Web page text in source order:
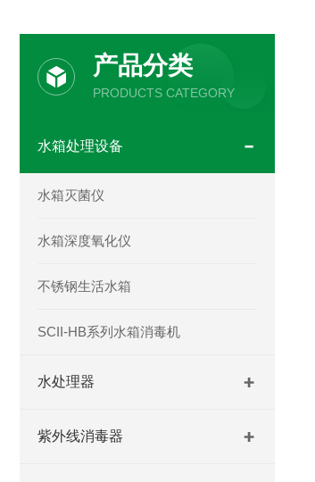
产品分类
PRODUCTS CATEGORY
水箱处理设备
水箱灭菌仪
水箱深度氧化仪
不锈钢生活水箱
SCII-HB系列水箱消毒机
水处理器
紫外线消毒器